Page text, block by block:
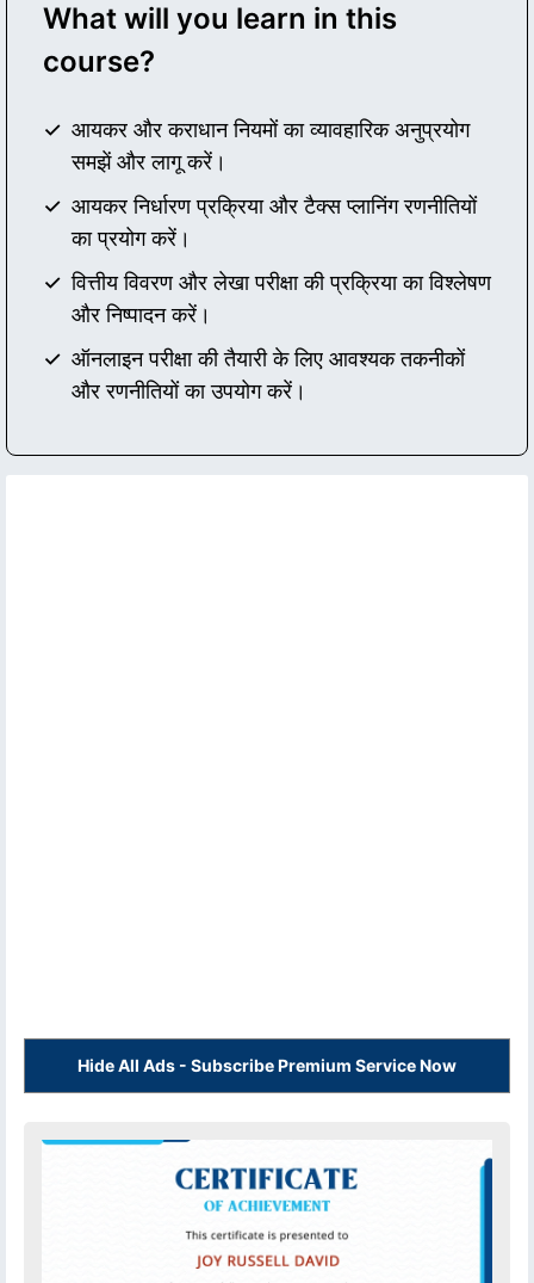
What will you learn in this
course?
आयकर और कराधान नियमों का व्यावहारिक अनुप्रयोग
समझें और लागू करें।
आयकर निर्धारण प्रक्रिया और टैक्स प्लानिंग रणनीतियों
का प्रयोग करें।
वित्तीय विवरण और लेखा परीक्षा की प्रक्रिया का विश्लेषण
और निष्पादन करें।
ऑनलाइन परीक्षा की तैयारी के लिए आवश्यक तकनीकों
और रणनीतियों का उपयोग करें।
Hide All Ads - Subscribe Premium Service Now